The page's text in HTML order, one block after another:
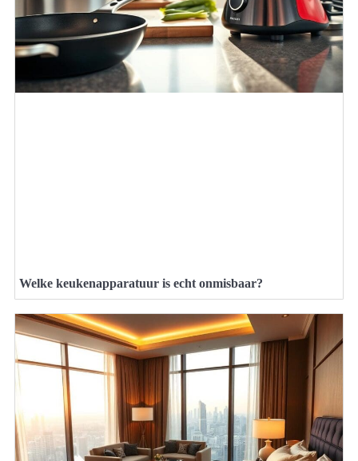
Welke keukenapparatuur is echt onmisbaar?